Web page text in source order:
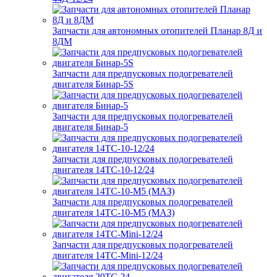
Запчасти для автономных отопителей Планар 8Д и
8ДМ
Запчасти для предпусковых подогревателей
двигателя Бинар-5S
Запчасти для предпусковых подогревателей
двигателя Бинар-5
Запчасти для предпусковых подогревателей
двигателя 14ТС-10-12/24
Запчасти для предпусковых подогревателей
двигателя 14ТС-10-М5 (МАЗ)
Запчасти для предпусковых подогревателей
двигателя 14ТС-Mini-12/24